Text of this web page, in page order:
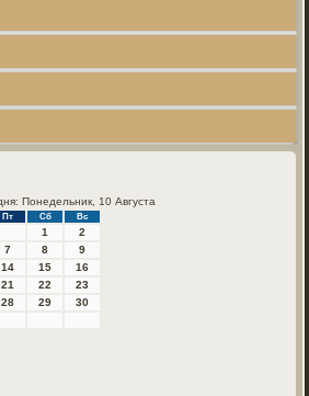
Понедельник, 10 Августа
Пт Сб Вс
1
2
7 8
9
14 15
16
21 22
23
28 29
30